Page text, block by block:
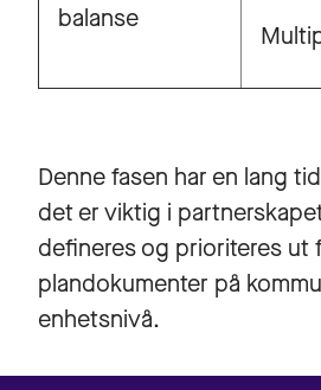
balanse
Denne fasen har en lang
det er viktig i
defineres og prioriteres ut
plandokumenter på
enhetsnivå.